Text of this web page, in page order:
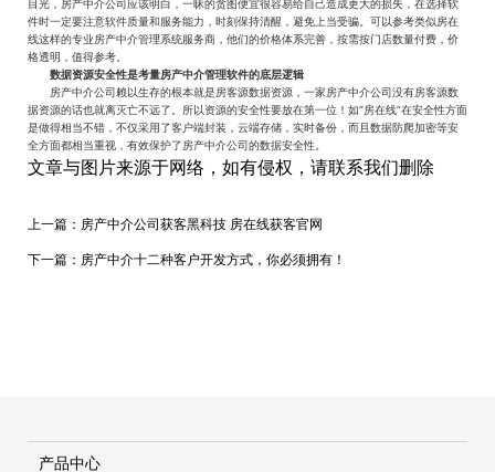
目光，房产中介公司应该明白，一昧的贪图便宜很容易给自己造成更大的损失，在选择软
件时一定要注意软件质量和服务能力，时刻保持清醒，避免上当受骗。可以参考类似房在
线这样的专业房产中介管理系统服务商，他们的价格体系完善，按需按门店数量付费，价
格透明，值得参考。
数据资源安全性是考量房产中介管理软件的底层逻辑
房产中介公司赖以生存的根本就是房客源数据资源，一家房产中介公司没有房客源数
据资源的话也就离灭亡不远了。所以资源的安全性要放在第一位！如“房在线”在安全性方面
是做得相当不错，不仅采用了客户端封装，云端存储，实时备份，而且数据防爬加密等安
全方面都相当重视，有效保护了房产中介公司的数据安全性。
文章与图片来源于网络，如有侵权，请联系我们删除
上一篇： 房产中介公司获客黑科技 房在线获客官网
下一篇： 房产中介十二种客户开发方式，你必须拥有！
产品中心